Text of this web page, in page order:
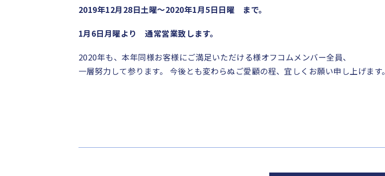
2019年12月28日土曜〜2020年1月5日日曜 まで。
1月6日月曜より 通常営業致します。
2020年も、本年同様お客様にご満足いただける様オフコムメンバー全員、
一層努力して参ります。 今後とも変わらぬご愛顧の程、宜しくお願い申し上げます。